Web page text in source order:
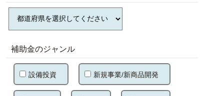
補助金のジャンル
設備投資 新規事業/新商品開発